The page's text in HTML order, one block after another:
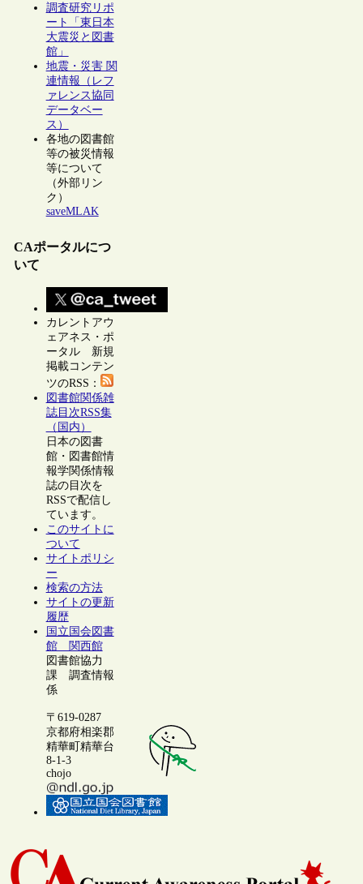
調査研究リポ
ート「東日本
大震災と図書
館」
地震・災害 関
連情報（レフ
ァレンス協同
データベー
ス）
各地の図書館
等の被災情報
等について
（外部リン
ク）
saveMLAK
CAポータルにつ
いて
カレントアウ
ェアネス・ポ
ータル 新規
掲載コンテン
ツのRSS：
図書館関係雑
誌目次RSS集
（国内）
日本の図書
館・図書館情
報学関係情報
誌の目次を
RSSで配信し
ています。
このサイトに
ついて
サイトポリシ
ー
検索の方法
サイトの更新
履歴
国立国会図書
館 関西館
図書館協力
課 調査情報
係
〒619-0287
京都府相楽郡
精華町精華台
8-1-3
chojo